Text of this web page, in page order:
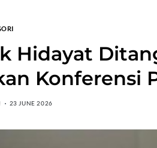
Hidayat
Konferensi
23 JUNE 2026